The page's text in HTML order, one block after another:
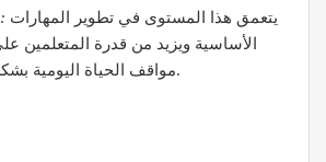
:
الأساسية ويزيد من قدرة المتعلمين
مواقف الحياة اليومية بشكل أكثر تعقيدًا.